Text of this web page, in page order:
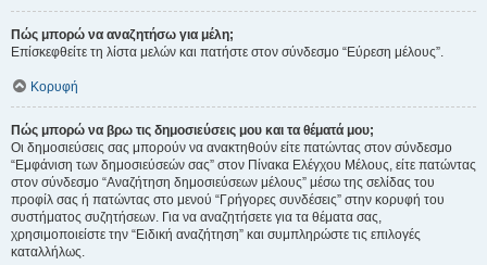
Πώς μπορώ να αναζητήσω για μέλη;
Επίσκεφθείτε τη λίστα μελών και πατήστε στον σύνδεσμο “Εύρεση μέλους”.
Κορυφή
Πώς μπορώ να βρω τις δημοσιεύσεις μου και τα θέματά μου;
Οι δημοσιεύσεις σας μπορούν να ανακτηθούν είτε πατώντας στον σύνδεσμο
“Εμφάνιση των δημοσιεύσεών σας” στον Πίνακα Ελέγχου Μέλους, είτε πατώντας
στον σύνδεσμο “Αναζήτηση δημοσιεύσεων μέλους” μέσω της σελίδας του
προφίλ σας ή πατώντας στο μενού “Γρήγορες συνδέσεις” στην κορυφή του
συστήματος συζητήσεων. Για να αναζητήσετε για τα θέματα σας,
χρησιμοποιείστε την “Ειδική αναζήτηση” και συμπληρώστε τις επιλογές
καταλλήλως.